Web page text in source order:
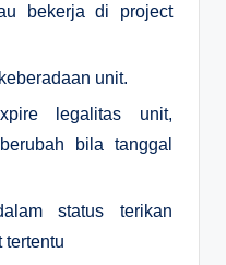
bekerja di project
unit.
legalitas unit,
bila tanggal
status terikan
tertentu